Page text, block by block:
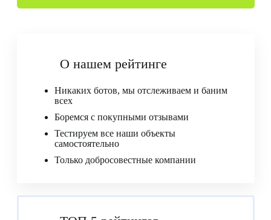
О нашем рейтинге
Никаких ботов, мы отслеживаем и баним
всех
Боремсяс покупными отзывами
Тестируемвсе наши объекты
самостоятельно
Толькодобросовестные компании